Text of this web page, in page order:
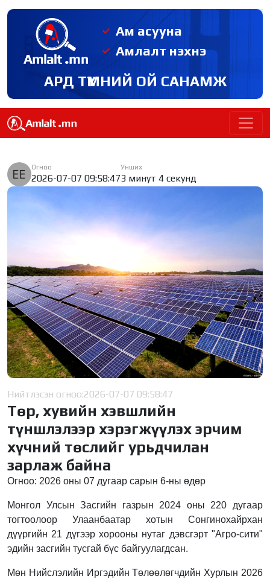
Ам асууна
Амлалт нэхнэ
АРД ТҮМНИЙ ОЙ САНАМЖ
Огноо
2026-07-07 09:58:47
Унших
3 минут 4 секунд
Нийтлэсэн огноо:2026-07-07 09:58:47
Төр, хувийн хэвшлийн
түншлэлээр хэрэгжүүлэх эрчим
хүчний төслийг урьдчилан
зарлаж байна
Огноо: 2026 оны 07 дугаар сарын 6-ны өдөр
Монгол Улсын Засгийн газрын 2024 оны 220 дугаар
тогтоолоор Улаанбаатар хотын Сонгинохайрхан
дүүргийн 21 дүгээр хорооны нутаг дэвсгэрт "Агро-сити"
эдийн засгийн тусгай бүс байгуулагдсан.
Мөн Нийслэлийн Иргэдийн Төлөөлөгчдийн Хурлын 2026